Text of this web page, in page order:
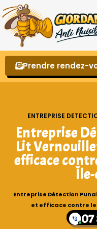
Prendre rendez-
ENTREPRISE
Entreprise
Lit
efficace
Entreprise Détection
et efficace contre
07